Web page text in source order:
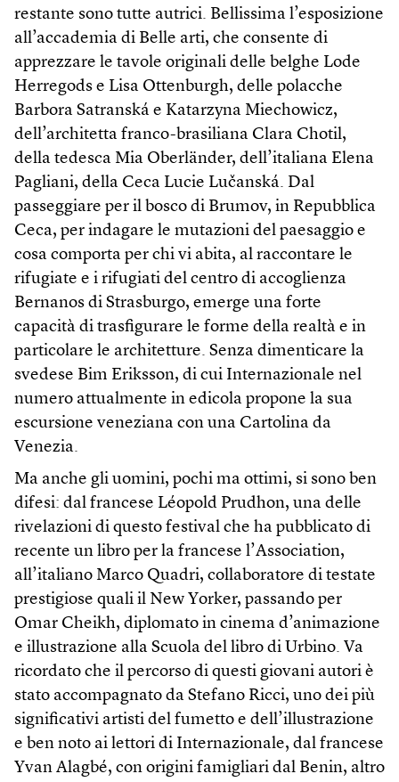
restante sono tutte autrici. Bellissima l’esposizione
all’accademia di Belle arti, che consente di
apprezzare le tavole originali delle belghe Lode
Herregods e Lisa Ottenburgh, delle polacche
Barbora Satranská e Katarzyna Miechowicz,
dell’architetta franco-brasiliana Clara Chotil,
della tedesca Mia Oberländer, dell’italiana Elena
Pagliani, della Ceca Lucie Lučanská. Dal
passeggiare per il bosco di Brumov, in Repubblica
Ceca, per indagare le mutazioni del paesaggio e
cosa comporta per chi vi abita, al raccontare le
rifugiate e i rifugiati del centro di accoglienza
Bernanos di Strasburgo, emerge una forte
capacità di trasfigurare le forme della realtà e in
particolare le architetture. Senza dimenticare la
svedese Bim Eriksson, di cui Internazionale nel
numero attualmente in edicola propone la sua
escursione veneziana con una Cartolina da
Venezia.
Ma anche gli uomini, pochi ma ottimi, si sono ben
difesi: dal francese Léopold Prudhon, una delle
rivelazioni di questo festival che ha pubblicato di
recente un libro per la francese l’Association,
all’italiano Marco Quadri, collaboratore di testate
prestigiose quali il New Yorker, passando per
Omar Cheikh, diplomato in cinema d’animazione
e illustrazione alla Scuola del libro di Urbino. Va
ricordato che il percorso di questi giovani autori è
stato accompagnato da Stefano Ricci, uno dei più
significativi artisti del fumetto e dell’illustrazione
e ben noto ai lettori di Internazionale, dal francese
Yvan Alagbé, con origini famigliari dal Benin, altro